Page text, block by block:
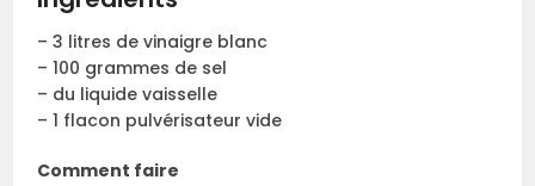
– 3 litres de vinaigre blanc
– 100 grammes de sel
– du liquide vaisselle
– 1 flacon pulvérisateur vide
Comment faire